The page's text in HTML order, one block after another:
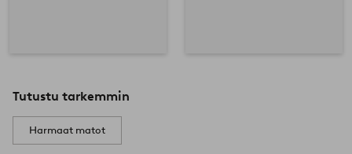
Tutustu tarkemmin
Harmaat matot